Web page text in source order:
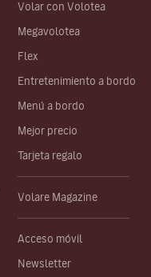
Volar con Volotea
Megavolotea
Flex
Entretenimiento a bordo
Menú a bordo
Mejor precio
Tarjeta regalo
Volare Magazine
Acceso móvil
Newsletter